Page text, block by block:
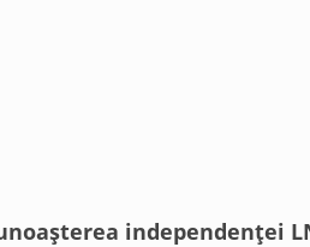
independenței